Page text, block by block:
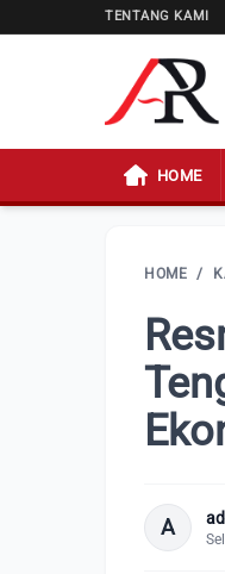
TENTANG KAMI
HOME
HOME /
A